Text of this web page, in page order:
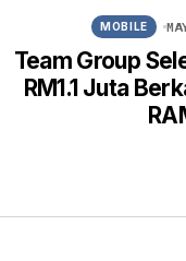
Team Group
RM1.1 Juta
MOBILE